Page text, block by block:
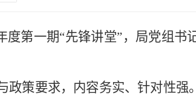
度第一期“先锋讲堂”，局党组
政策要求，内容务实、针对性